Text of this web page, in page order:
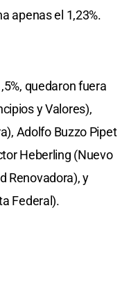
apenas el 1,23%.
quedaron fuera
y Valores),
Adolfo Buzzo Pipet
Heberling (Nuevo
Renovadora), y
Federal).